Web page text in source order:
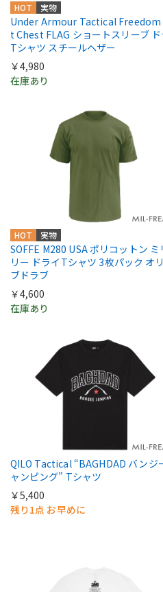
HOT 実物
Under Armour Tactical
t Chest FLAG ショートスリーブ ド
Tシャツ スチールヘザー
￥4,980
在庫あり
HOT 実物
SOFFE M280 USA ポリコットン ミ
リー ドライTシャツ 3枚パック オ
ブドラブ
￥4,600
在庫あり
QILO Tactical “BAGHDAD バンジ
ャンピング” Tシャツ
￥5,400
残り1点 お早めに